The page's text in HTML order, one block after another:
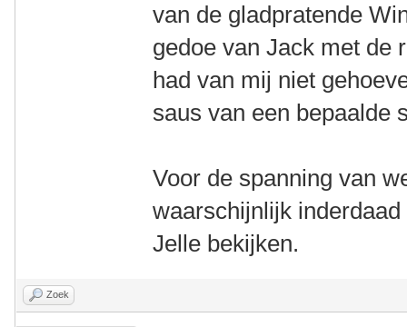
van de gladpratende
gedoe van Jack met de
had van mij niet
saus van een bepaalde
Voor de spanning van
waarschijnlijk
Jelle bekijken.
Zoek